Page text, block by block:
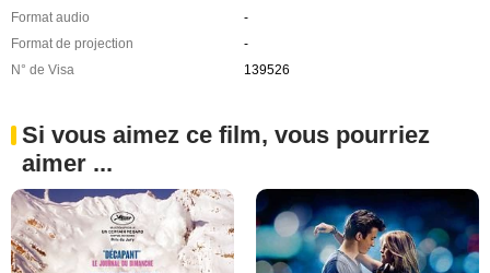
Format audio
-
Format de projection
-
N° de Visa
139526
Si vous aimez ce film, vous pourriez
aimer ...